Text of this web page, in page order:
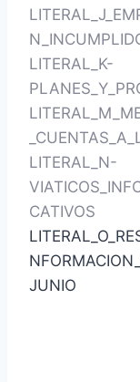
LITERAL_K-
LITERAL_N-
CATIVOS
JUNIO